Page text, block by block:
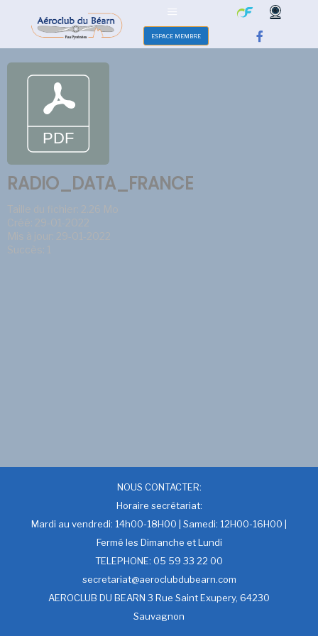
ESPACE MEMBRE
RADIO_DATA_FRANCE
Taille du fichier: 2.26 Mo
Créé: 29-01-2022
Mis à jour: 29-01-2022
Succès: 1
NOUS CONTACTER:
Horaire secrétariat:
Mardi au vendredi: 14h00-18H00 | Samedi: 12H00-16H00 |
Fermé les Dimanche et Lundi
TELEPHONE: 05 59 33 22 00
secretariat@aeroclubdubearn.com
AEROCLUB DU BEARN 3 Rue Saint Exupery, 64230
Sauvagnon